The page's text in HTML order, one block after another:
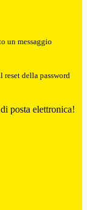
un messaggio
reset della password
posta elettronica!